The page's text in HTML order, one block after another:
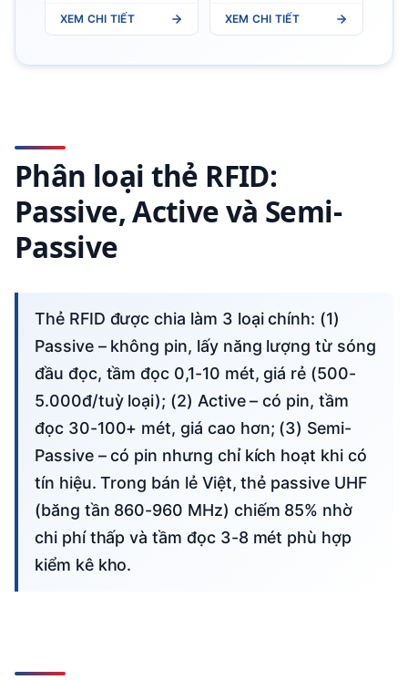
XEM CHI TIẾT
R400 - Fixed Mount
RFID Reader
XEM CHI TIẾT
Phân loại thẻ RFID:
Passive, Active và Semi-
Passive
Thẻ RFID được chia làm 3 loại chính: (1)
Passive – không pin, lấy năng lượng từ sóng
đầu đọc, tầm đọc 0,1-10 mét, giá rẻ (500-
5.000đ/tuỳ loại); (2) Active – có pin, tầm
đọc 30-100+ mét, giá cao hơn; (3) Semi-
Passive – có pin nhưng chỉ kích hoạt khi có
tín hiệu. Trong bán lẻ Việt, thẻ passive UHF
(băng tần 860-960 MHz) chiếm 85% nhờ
chi phí thấp và tầm đọc 3-8 mét phù hợp
kiểm kê kho.